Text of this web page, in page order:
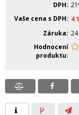
DPH
Vaše cena s DPH
4
Záruka
Hodnocení
produktu